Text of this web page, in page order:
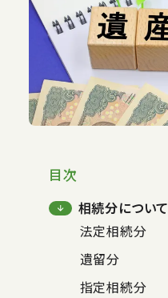
目次
相続分について
法定相続分
遺留分
指定相続分